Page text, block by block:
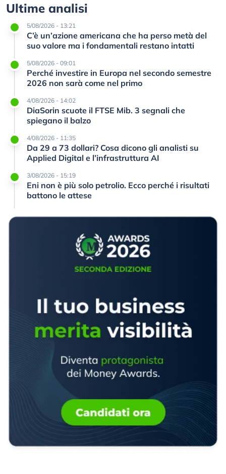
Ultime analisi
5/08/2026 - 13:21
C’è un’azione americana che ha perso metà del
suo valore ma i fondamentali restano intatti
5/08/2026 - 09:01
Perché investire in Europa nel secondo semestre
2026 non sarà come nel primo
4/08/2026 - 14:02
DiaSorin scuote il FTSE Mib. 3 segnali che
spiegano il balzo
4/08/2026 - 11:35
Da 29 a 73 dollari? Cosa dicono gli analisti su
Applied Digital e l’infrastruttura AI
3/08/2026 - 15:19
Eni non è più solo petrolio. Ecco perché i risultati
battono le attese